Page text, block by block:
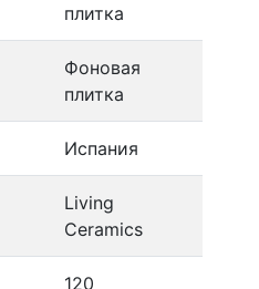
плитка
Фоновая
плитка
Испания
Living
Ceramics
120